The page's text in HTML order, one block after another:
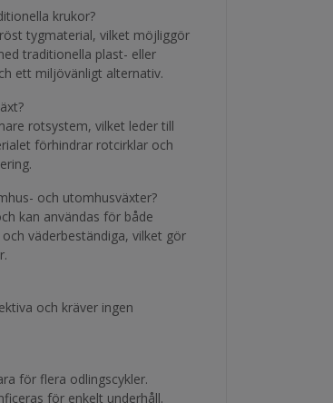
krukor?
tygmaterial, vilket möjliggör
traditionella plast- eller
ett miljövänligt alternativ.
rotsystem, vilket leder till
förhindrar rotcirklar och
och utomhusväxter?
kan användas för både
väderbeständiga, vilket gör
och kräver ingen
för flera odlingscykler.
för enkelt underhåll.